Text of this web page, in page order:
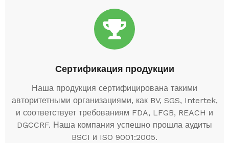
Сертификация продукции
Наша продукция сертифицирована такими
авторитетными организациями, как BV, SGS, Intertek,
и соответствует требованиям FDA, LFGB, REACH и
DGCCRF. Наша компания успешно прошла аудиты
BSCI и ISO 9001:2005.